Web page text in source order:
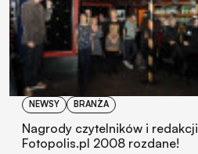
NEWSY BRANŻA
Nagrody czytelników i redakcji
Fotopolis.pl 2008 rozdane!